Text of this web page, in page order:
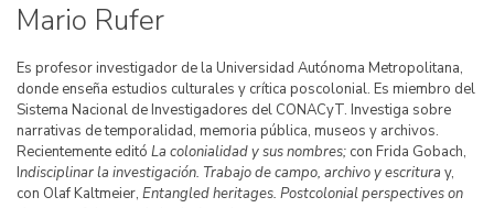
Mario Rufer
Es profesor investigador de la Universidad Autónoma Metropolitana,
donde enseña estudios culturales y crítica poscolonial. Es miembro del
Sistema Nacional de Investigadores del CONACyT. Investiga sobre
narrativas de temporalidad, memoria pública, museos y archivos.
Recientemente editó La colonialidad y sus nombres; con Frida Gobach,
Indisciplinar la investigación. Trabajo de campo, archivo y escritura y,
con Olaf Kaltmeier, Entangled heritages. Postcolonial perspectives on